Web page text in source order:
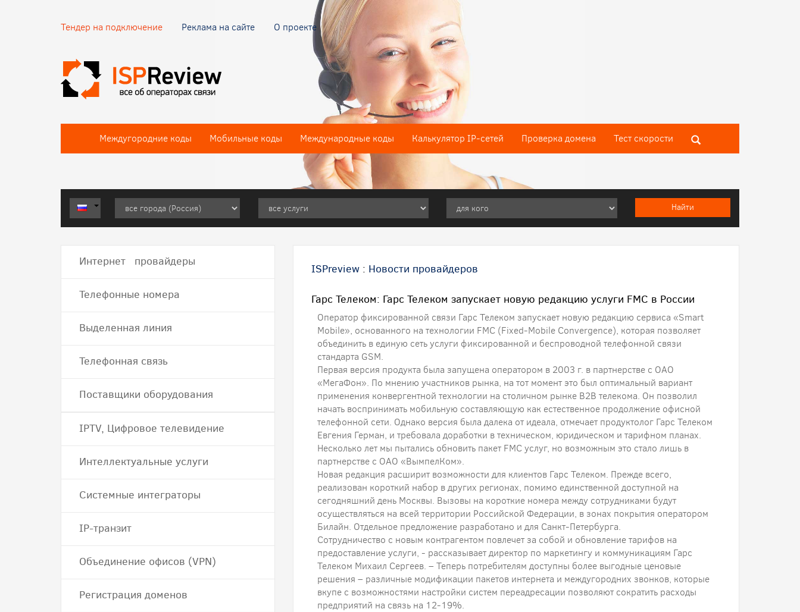
Тендер на подключение Реклама на сайте О проекте
Междугородние коды Мобильные коды Международные коды Калькулятор IP-сетей Проверка домена Тест скороcти
ISPreview : Новости провайдеров
Гарс Телеком: Гарс Телеком запускает новую редакцию услуги FMC в России
Оператор фиксированной связи Гарс Телеком запускает новую редакцию сервиса «Smart
Mobile», основанного на технологии FMC (Fixed-Mobile Convergence), которая позволяет
объединить в единую сеть услуги фиксированной и беспроводной телефонной связи
стандарта GSM.
Первая версия продукта была запущена оператором в 2003 г. в партнерстве с ОАО
«МегаФон». По мнению участников рынка, на тот момент это был оптимальный вариант
применения конвергентной технологии на столичном рынке B2B телекома. Он позволил
начать воспринимать мобильную составляющую как естественное продолжение офисной
телефонной сети. Однако версия была далека от идеала, отмечает продуктолог Гарс Телеком
Евгения Герман, и требовала доработки в техническом, юридическом и тарифном планах.
Несколько лет мы пытались обновить пакет FMC услуг, но возможным это стало лишь в
партнерстве с ОАО «ВымпелКом».
Новая редакция расширит возможности для клиентов Гарс Телеком. Прежде всего,
реализован короткий набор в других регионах, помимо единственной доступной на
сегодняшний день Москвы. Вызовы на короткие номера между сотрудниками будут
осуществляться на всей территории Российской Федерации, в зонах покрытия оператором
Билайн. Отдельное предложение разработано и для Санкт-Петербурга.
Сотрудничество с новым контрагентом повлечет за собой и обновление тарифов на
предоставление услуги, - рассказывает директор по маркетингу и коммуникациям Гарс
Телеком Михаил Сергеев. – Теперь потребителям доступны более выгодные ценовые
решения – различные модификации пакетов интернета и междугородних звонков, которые
вкупе с возможностями настройки систем переадресации позволяют сократить расходы
предприятий на связь на 12-19%.
Интернет провайдеры
Телефонные номера
Выделенная линия
Телефонная связь
Поставщики оборудования
IPTV, Цифровое телевидение
Интеллектуальные услуги
Системные интеграторы
IP-транзит
Объединение офисов (VPN)
Регистрация доменов